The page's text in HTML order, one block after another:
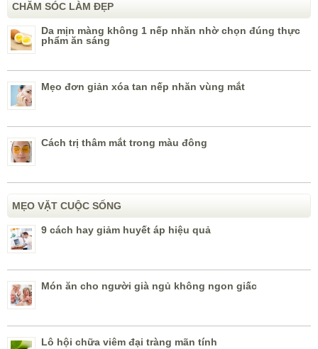
CHĂM SÓC LÀM ĐẸP
Da mịn màng không 1 nếp nhăn nhờ chọn đúng thực
phẩm ăn sáng
Mẹo đơn giản xóa tan nếp nhăn vùng mắt
Cách trị thâm mắt trong màu đông
MẸO VẶT CUỘC SỐNG
9 cách hay giảm huyết áp hiệu quả
Món ăn cho người già ngủ không ngon giấc
Lô hội chữa viêm đại tràng mãn tính